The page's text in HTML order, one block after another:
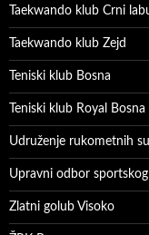
Taekwando klub Crni
Taekwando klub Zejd
Teniski klub Bosna
Teniski klub Royal Bosna
Udruženje rukometnih
Upravni odbor sportskog
Zlatni golub Visoko